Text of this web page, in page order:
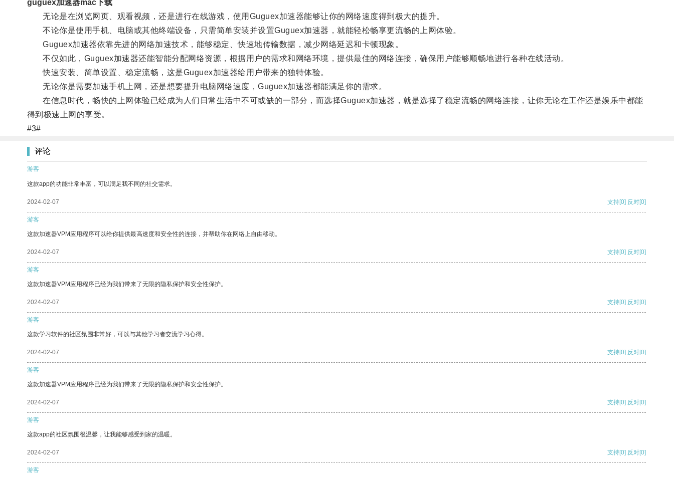
guguex加速器mac下载
无论是在浏览网页、观看视频，还是进行在线游戏，使用Guguex加速器能够让你的网络速度得到极大的提升。
不论你是使用手机、电脑或其他终端设备，只需简单安装并设置Guguex加速器，就能轻松畅享更流畅的上网体验。
Guguex加速器依靠先进的网络加速技术，能够稳定、快速地传输数据，减少网络延迟和卡顿现象。
不仅如此，Guguex加速器还能智能分配网络资源，根据用户的需求和网络环境，提供最佳的网络连接，确保用户能够顺畅地进行各种在线活动。
快速安装、简单设置、稳定流畅，这是Guguex加速器给用户带来的独特体验。
无论你是需要加速手机上网，还是想要提升电脑网络速度，Guguex加速器都能满足你的需求。
在信息时代，畅快的上网体验已经成为人们日常生活中不可或缺的一部分，而选择Guguex加速器，就是选择了稳定流畅的网络连接，让你无论在工作还是娱乐中都能
得到极速上网的享受。
#3#
评论
游客
这款app的功能非常丰富，可以满足我不同的社交需求。
2024-02-07 支持[0] 反对[0]
游客
这款加速器VPM应用程序可以给你提供最高速度和安全性的连接，并帮助你在网络上自由移动。
2024-02-07 支持[0] 反对[0]
游客
这款加速器VPM应用程序已经为我们带来了无限的隐私保护和安全性保护。
2024-02-07 支持[0] 反对[0]
游客
这款学习软件的社区氛围非常好，可以与其他学习者交流学习心得。
2024-02-07 支持[0] 反对[0]
游客
这款加速器VPM应用程序已经为我们带来了无限的隐私保护和安全性保护。
2024-02-07 支持[0] 反对[0]
游客
这款app的社区氛围很温馨，让我能够感受到家的温暖。
2024-02-07 支持[0] 反对[0]
游客